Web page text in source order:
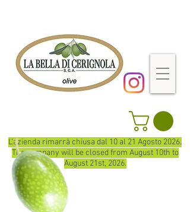
L'azienda rimarrà chiusa dal 10 al 21 Agosto 2026.
The company will be closed from August 10th to
August 21st, 2026.